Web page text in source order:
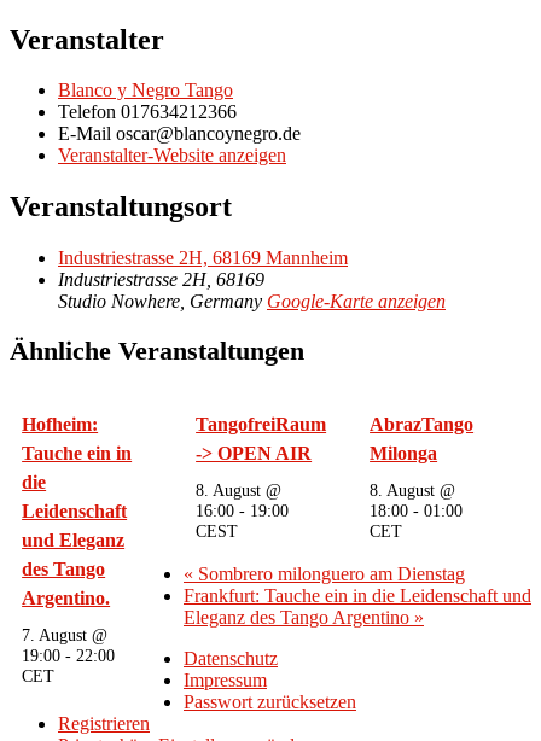
Veranstalter
Blanco y Negro Tango
Telefon 017634212366
E-Mail oscar@blancoynegro.de
Veranstalter-Website anzeigen
Veranstaltungsort
Industriestrasse 2H, 68169 Mannheim
Industriestrasse 2H, 68169
Studio Nowhere Germany Google-Karte anzeigen
Ähnliche Veranstaltungen
Hofheim:
Tauche ein in
die
Leidenschaft
und Eleganz
des Tango
Argentino.
7. August @
19:00 - 22:00
CET
TangofreiRaum
-> OPEN AIR
8. August @
16:00 - 19:00
CEST
AbrazTango
Milonga
8. August @
18:00 -01:00
CET
« Sombrero milonguero am Dienstag
Frankfurt: Tauche ein in die Leidenschaft und
Eleganz des Tango Argentino »
Datenschutz
Impressum
Passwort zurücksetzen
Registrieren